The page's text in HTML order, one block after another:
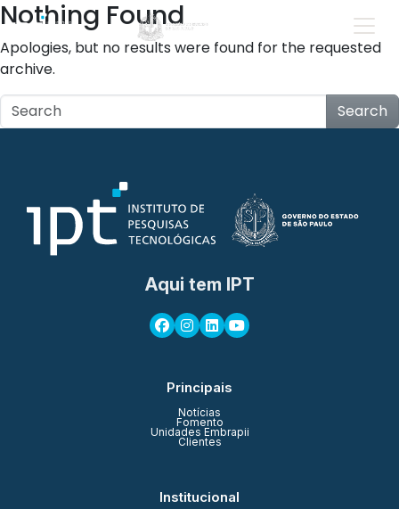
Nothing Found
Apologies, but no results were found for the requested
archive.
Search
Aqui tem IPT
Principais
Notícias
Fomento
Unidades Embrapii
Clientes
Institucional